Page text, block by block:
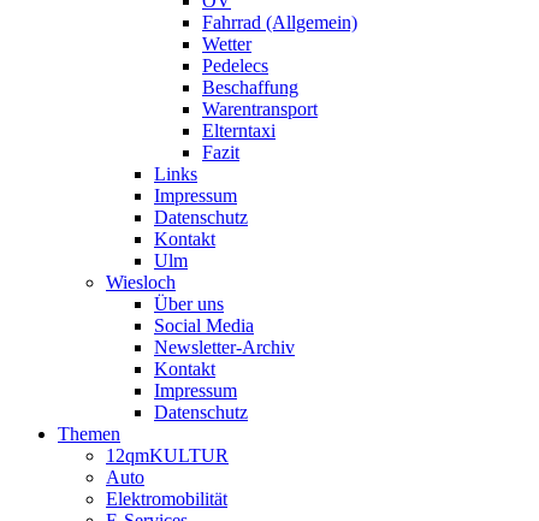
Fahrrad (Allgemein)
Wetter
Pedelecs
Beschaffung
Warentransport
Elterntaxi
Fazit
Links
Impressum
Datenschutz
Kontakt
Ulm
Wiesloch
Über uns
Social Media
Newsletter-Archiv
Kontakt
Impressum
Datenschutz
Themen
12qmKULTUR
Auto
Elektromobilität